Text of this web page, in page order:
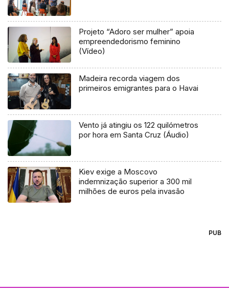
Projeto “Adoro ser mulher” apoia
empreendedorismo feminino
(Vídeo)
Madeira recorda viagem dos
primeiros emigrantes para o Havai
Vento já atingiu os 122 quilómetros
por hora em Santa Cruz (Áudio)
Kiev exige a Moscovo
indemnização superior a 300 mil
milhões de euros pela invasão
PUB